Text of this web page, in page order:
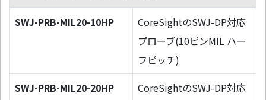
SWJ-PRB-MIL20-10HP
CoreSightのSWJ-DP対応
プローブ(10ピンMIL ハー
フピッチ)
SWJ-PRB-MIL20-20HP
CoreSightのSWJ-DP対応